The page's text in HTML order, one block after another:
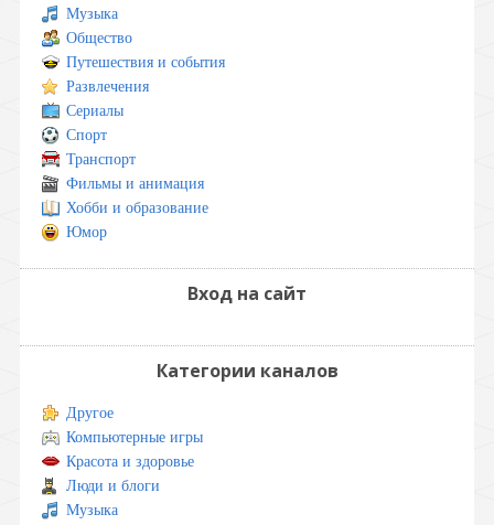
Музыка
Общество
Путешествия и события
Развлечения
Сериалы
Спорт
Транспорт
Фильмы и анимация
Хобби и образование
Юмор
Вход на сайт
Категории каналов
Другое
Компьютерные игры
Красота и здоровье
Люди и блоги
Музыка